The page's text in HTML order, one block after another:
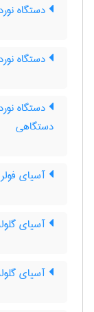
دستگاه
دستگاه
دستگاه
دستگاهی
آسیای
آسیای
آسیای